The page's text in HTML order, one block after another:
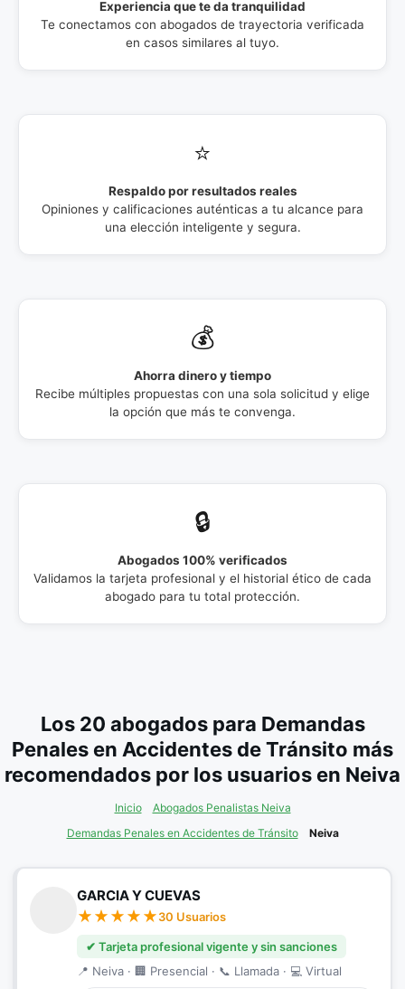
Experiencia que te da tranquilidad
Te conectamos con abogados de trayectoria verificada
en casos similares al tuyo.
⭐
Respaldo por resultados reales
Opiniones y calificaciones auténticas a tu alcance para
una elección inteligente y segura.
💰
Ahorra dinero y tiempo
Recibe múltiples propuestas con una sola solicitud y elige
la opción que más te convenga.
🔒
Abogados 100% verificados
Validamos la tarjeta profesional y el historial ético de cada
abogado para tu total protección.
Los 20 abogados para Demandas
Penales en Accidentes de Tránsito más
recomendados por los usuarios en Neiva
Inicio
Abogados Penalistas Neiva
Demandas Penales en Accidentes de Tránsito
Neiva
GARCIA Y CUEVAS
30 Usuarios
✔ Tarjeta profesional vigente y sin sanciones
📍 Neiva · 🏢 Presencial · 📞 Llamada · 💻 Virtual